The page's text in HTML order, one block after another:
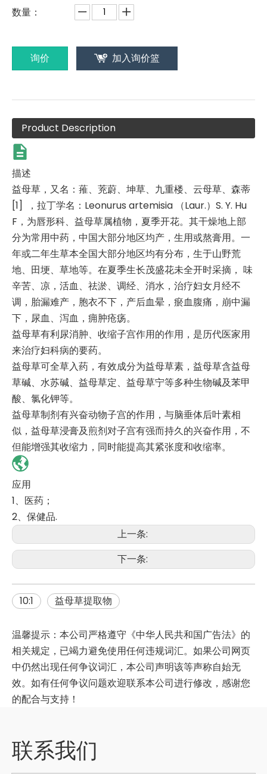
数量：
询价 加入询价篮
Product Description
描述
益母草，又名：蓷、茺蔚、坤草、九重楼、云母草、森蒂
[1] ，拉丁学名：Leonurus artemisia （Laur.）S. Y. Hu
F，为唇形科、益母草属植物，夏季开花。其干燥地上部
分为常用中药，中国大部分地区均产，生用或熬膏用。一
年或二年生草本全国大部分地区均有分布，生于山野荒
地、田埂、草地等。在夏季生长茂盛花未全开时采摘， 味
辛苦、凉，活血、祛淤、调经、消水，治疗妇女月经不
调，胎漏难产，胞衣不下，产后血晕，瘀血腹痛，崩中漏
下，尿血、泻血，痈肿疮疡。
益母草有利尿消肿、收缩子宫作用的作用，是历代医家用
来治疗妇科病的要药。
益母草可全草入药，有效成分为益母草素，益母草含益母
草碱、水苏碱、益母草定、益母草宁等多种生物碱及苯甲
酸、氯化钾等。
益母草制剂有兴奋动物子宫的作用，与脑垂体后叶素相
似，益母草浸膏及煎剂对子宫有强而持久的兴奋作用，不
但能增强其收缩力，同时能提高其紧张度和收缩率。
应用
1、医药；
2、保健品.
上一条:
下一条:
10:1 益母草提取物
温馨提示：本公司严格遵守《中华人民共和国广告法》的
相关规定，已竭力避免使用任何违规词汇。如果公司网页
中仍然出现任何争议词汇，本公司声明该等声称自始无
效。如有任何争议问题欢迎联系本公司进行修改，感谢您
的配合与支持！
联系我们